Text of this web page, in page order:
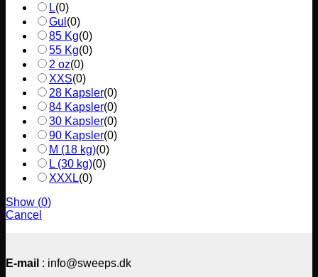
L(0)
Gul (0)
85 Kg(0)
55 Kg(0)
2 oz(0)
XXS(0)
28 Kapsler(0)
84 Kapsler(0)
30 Kapsler(0)
90 Kapsler(0)
M (18 kg)(0)
L (30 kg)(0)
XXXL(0)
Show (0)
Cancel
E-mail : info@sweeps.dk